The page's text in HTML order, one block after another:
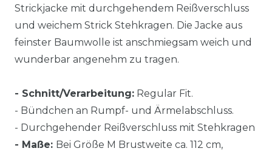
Strickjacke mit durchgehendem Reißverschluss
und weichem Strick Stehkragen. Die Jacke aus
feinster Baumwolle ist anschmiegsam weich und
wunderbar angenehm zu tragen.
- Schnitt/Verarbeitung: Regular Fit.
- Bündchen an Rumpf- und Ärmelabschluss.
- Durchgehender Reißverschluss mit Stehkragen
- Maße: Bei Größe M Brustweite ca. 112 cm,